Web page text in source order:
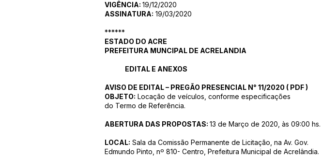
VIGÊNCIA: 19/12/2020
ASSINATURA: 19/03/2020
******
ESTADO DO ACRE
PREFEITURA MUNCIPAL DE ACRELANDIA
EDITAL E ANEXOS
AVISO DE EDITAL – PREGÃO PRESENCIAL N° 11/2020 ( PDF)
OBJETO: Locação de veículos, conforme especificações
do Termo de Referência.
ABERTURA DAS PROPOSTAS: 13 de Março de 2020, às 09:00 hs.
LOCAL: Sala da Comissão Permanente de Licitação, na Av. Gov.
Edmundo Pinto, nº 810- Centro, Prefeitura Municipal de Acrelândia.